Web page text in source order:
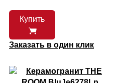
Купить
Заказать в один клик